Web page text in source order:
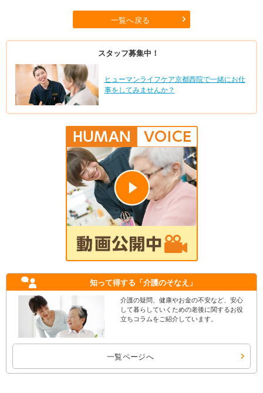
一覧へ戻る
スタッフ募集中！
ヒューマンライフケア京都西院で一緒にお仕
事をしてみませんか？
知って得する 「介護のそなえ」
介護の疑問、健康やお金の不安など、安心
して暮らしていくための老後に関するお役
立ちコラムをご紹介しています。
一覧ページへ